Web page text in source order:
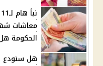
الحكومة
هل سنودع